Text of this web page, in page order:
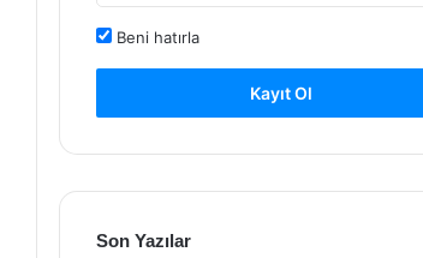
Beni hatırla
Kayıt Ol
Son Yazılar